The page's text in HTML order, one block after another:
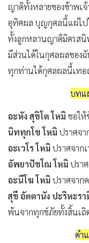
ญาติทั้งหลายของข้าพเจ้
อุทิศผล บุญกุศลนี้แผ่ไปใ
ทั้งลูกหลานญาติมิตรสนิ
มีส่วนได้ในกุศลผลของฉั
ทุกท่านได้กุศลผลนี้เท
บทแ
อะหัง สุขิโต โหมิ ขอให้
นิททุกโข โหมิ ปราศจ
อะเวโร โหมิ ปราศจากเ
อัพยาปัชโฌ โหมิ ปรา
อะนีโฆ โหมิ ปราศจาก
สุขี อัตตานัง ปะริหะรา
พ้นจากทุกข์ภัยทั้งสิ้นเถิ
คำ